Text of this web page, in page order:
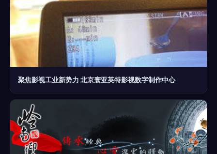
聚焦影视工业新势力 北京寰亚英特影视数字制作中心